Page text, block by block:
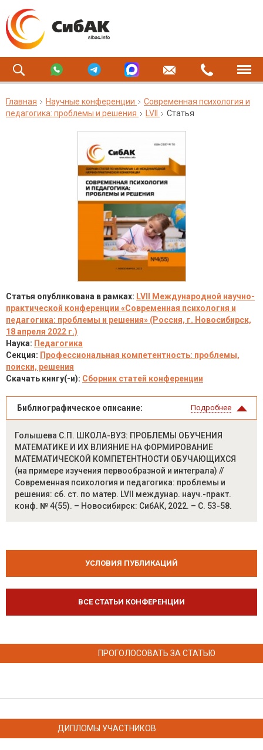
Главная Научные конференции
Современная психология и
педагогика: проблемы и решения
LVII Статья
Статья опубликована в рамках: LVII Международной научно-
практической конференции «Современная психология и
педагогика: проблемы и решения» (Россия, г. Новосибирск,
18 апреля 2022 г.)
Наука: Педагогика
Секция: Профессиональная компетентность: проблемы,
поиски, решения
Скачать книгу(-и): Сборник статей конференции
Библиографическое описание: Подробнее
Голышева С.П. ШКОЛА-ВУЗ: ПРОБЛЕМЫ ОБУЧЕНИЯ
МАТЕМАТИКЕ И ИХ ВЛИЯНИЕ НА ФОРМИРОВАНИЕ
МАТЕМАТИЧЕСКОЙ КОМПЕТЕНТНОСТИ ОБУЧАЮЩИХСЯ
(на примере изучения первообразной и интеграла) //
Современная психология и педагогика: проблемы и
решения: сб. ст. по матер. LVII междунар. науч.-практ.
конф. № 4(55). – Новосибирск: СибАК, 2022. – С. 53-58.
УСЛОВИЯ ПУБЛИКАЦИЙ
ВСЕ СТАТЬИ КОНФЕРЕНЦИИ
ПРОГОЛОСОВАТЬ ЗА СТАТЬЮ
ДИПЛОМЫ УЧАСТНИКОВ